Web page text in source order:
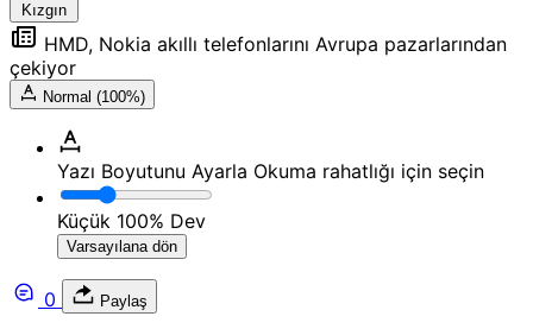
Kızgın
HMD, Nokia akıllı telefonlarını Avrupa pazarlarından
çekiyor
Normal (100%)
Yazı Boyutunu Ayarla Okuma rahatlığı için seçin
Küçük 100% Dev
Varsayılana dön
0 Paylaş